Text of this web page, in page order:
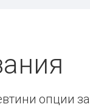
опции за